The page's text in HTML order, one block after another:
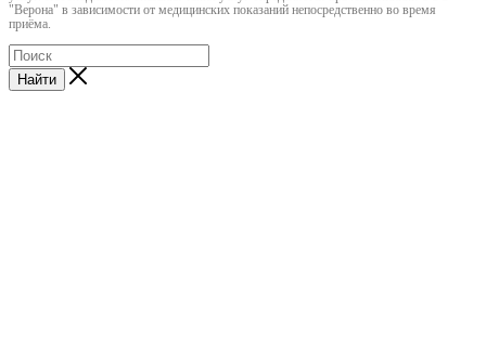
"Верона" в зависимости от медицинских показаний непосредственно во время
приёма.
Найти